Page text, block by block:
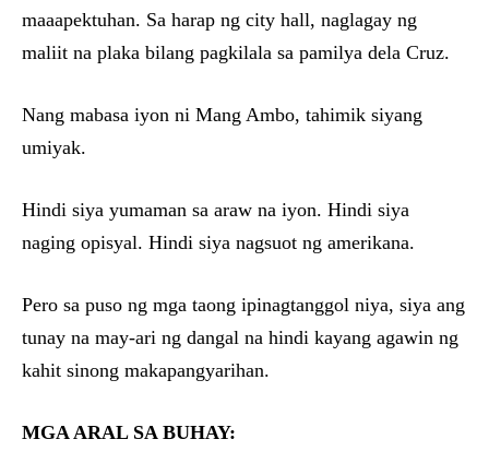
maaapektuhan. Sa harap ng city hall, naglagay ng
maliit na plaka bilang pagkilala sa pamilya dela Cruz.
Nang mabasa iyon ni Mang Ambo, tahimik siyang
umiyak.
Hindi siya yumaman sa araw na iyon. Hindi siya
naging opisyal. Hindi siya nagsuot ng amerikana.
Pero sa puso ng mga taong ipinagtanggol niya, siya ang
tunay na may-ari ng dangal na hindi kayang agawin ng
kahit sinong makapangyarihan.
MGA ARAL SA BUHAY: